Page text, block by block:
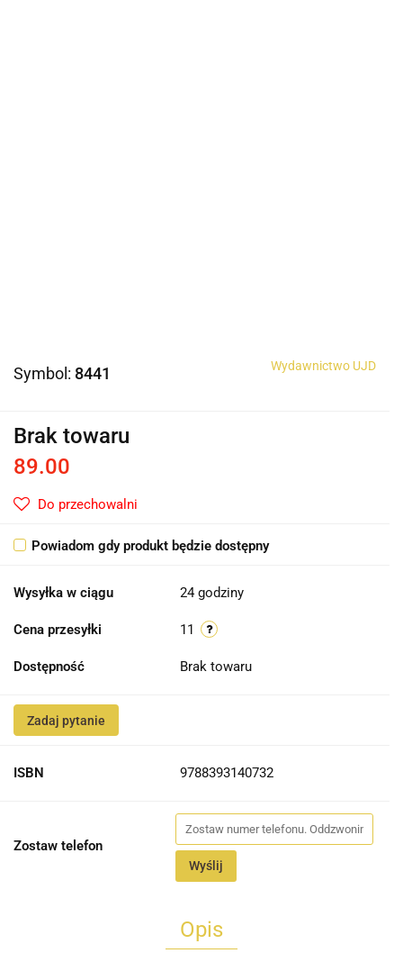
Symbol: 8441 Wydawnictwo UJD
Brak towaru
89.00
Do przechowalni
Powiadom gdy produkt będzie dostępny
Wysyłka w ciągu 24 godziny
Cena przesyłki 11
Dostępność Brak towaru
Zadaj pytanie
ISBN 9788393140732
Zostaw telefon
Wyślij
Opis